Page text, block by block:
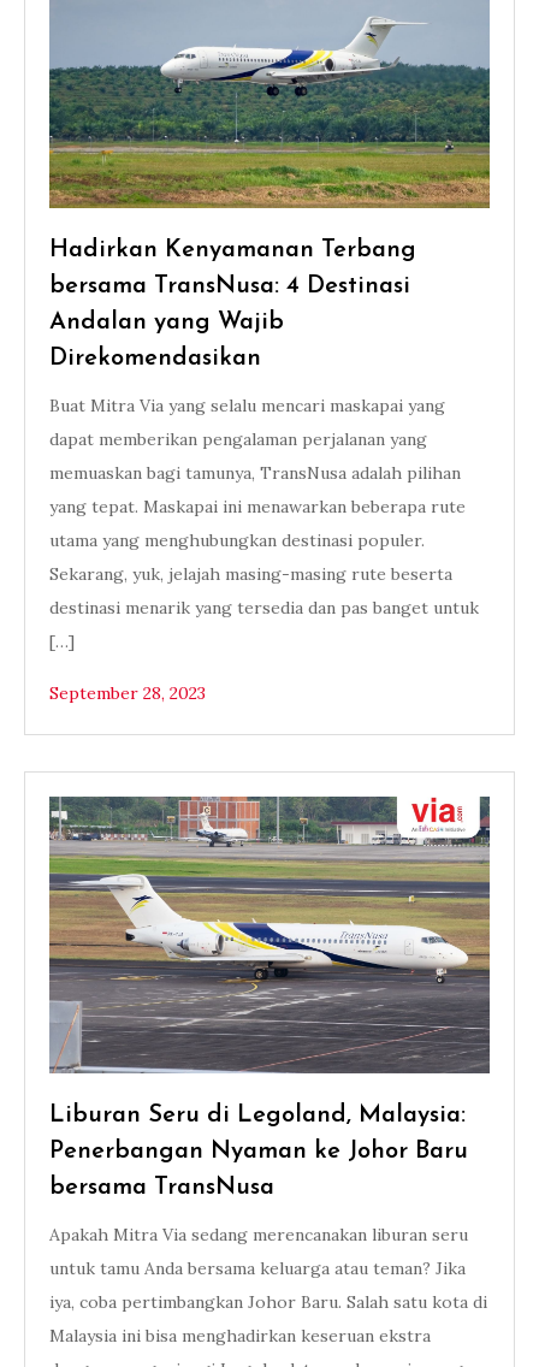
Hadirkan Kenyamanan Terbang
bersama TransNusa: 4 Destinasi
Andalan yang Wajib
Direkomendasikan
Buat Mitra Via yang selalu mencari maskapai yang
dapat memberikan pengalaman perjalanan yang
memuaskan bagi tamunya, TransNusa adalah pilihan
yang tepat. Maskapai ini menawarkan beberapa rute
utama yang menghubungkan destinasi populer.
Sekarang, yuk, jelajah masing-masing rute beserta
destinasi menarik yang tersedia dan pas banget untuk
[…]
September 28, 2023
Liburan Seru di Legoland, Malaysia:
Penerbangan Nyaman ke Johor Baru
bersama TransNusa
Apakah Mitra Via sedang merencanakan liburan seru
untuk tamu Anda bersama keluarga atau teman? Jika
iya, coba pertimbangkan Johor Baru. Salah satu kota di
Malaysia ini bisa menghadirkan keseruan ekstra